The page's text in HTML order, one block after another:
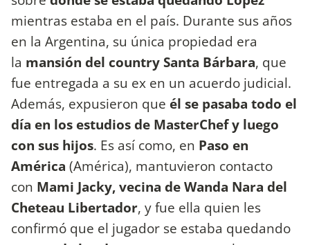
mientras estaba en el país. Durante sus años
en la Argentina, su única propiedad era
la mansión del country Santa Bárbara, que
fue entregada a su ex en un acuerdo judicial.
Además, expusieron que él se pasaba todo el
día en los estudios de MasterChef y luego
con sus hijos. Es así como, en Paso en
América (América), mantuvieron contacto
con Mami Jacky, vecina de Wanda Nara del
Cheteau Libertador, y fue ella quien les
confirmó que el jugador se estaba quedando